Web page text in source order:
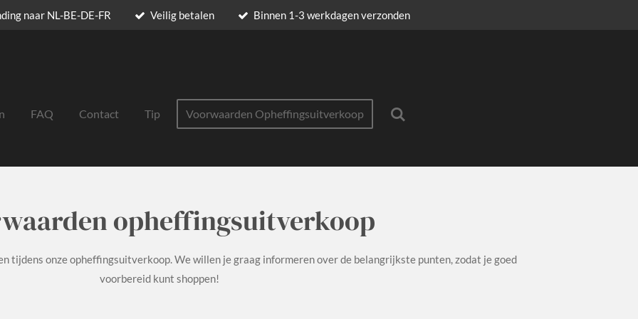
naar NL-BE-DE-FR Veilig betalen Binnen 1-3 werkdagen verzonden
FAQ Contact Tip Voorwaarden Opheffingsuitverkoop
opheffingsuitverkoop
tijdens onze opheffingsuitverkoop. We willen je graag informeren over de belangrijkste punten, zodat je goed
voorbereid kunt shoppen!